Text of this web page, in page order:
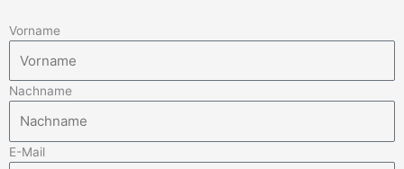
Vorname
Nachname
E-Mail